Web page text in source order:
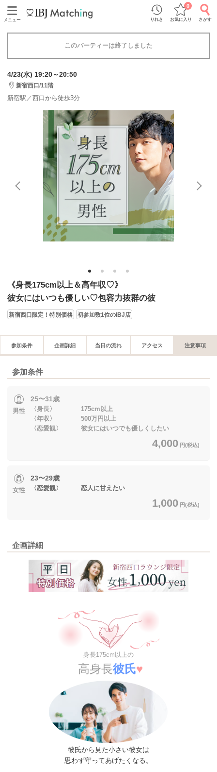
メニュー りれき お気に入り
0
さがす
このパーティーは終了しました
4/23(水) 19:20～20:50
新宿西口/11階
新宿駅／西口から徒歩3分
1 2 3 4
《身長175cm以上＆高年収♡》
彼女にはいつも優しい♡包容力抜群の彼
新宿西口限定！特別価格 初参加数1位のIBJ店
参加条件 企画詳細 当日の流れ アクセス 注意事項
参加条件
男性
25〜31歳
〈身長〉 175cm以上
〈年収〉 500万円以上
〈恋愛観〉 彼女にはいつでも優しくしたい
4,000 円(税込)
女性
23〜29歳
〈恋愛観〉 恋人に甘えたい
1,000 円(税込)
企画詳細
身長175cm以上の
高身長彼氏♥
彼氏から見た小さい彼女は
思わず守ってあげたくなる。